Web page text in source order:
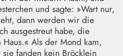
und sagte: »Wart nur,
dann werden wir die
ausgestreut habe, die
Als der Mond kam,
fanden kein Bröcklein